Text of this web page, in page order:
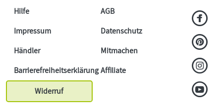
Hilfe
AGB
Impressum
Datenschutz
Händler
Mitmachen
BarrierefreiheitserklärungAffiliate
Widerruf